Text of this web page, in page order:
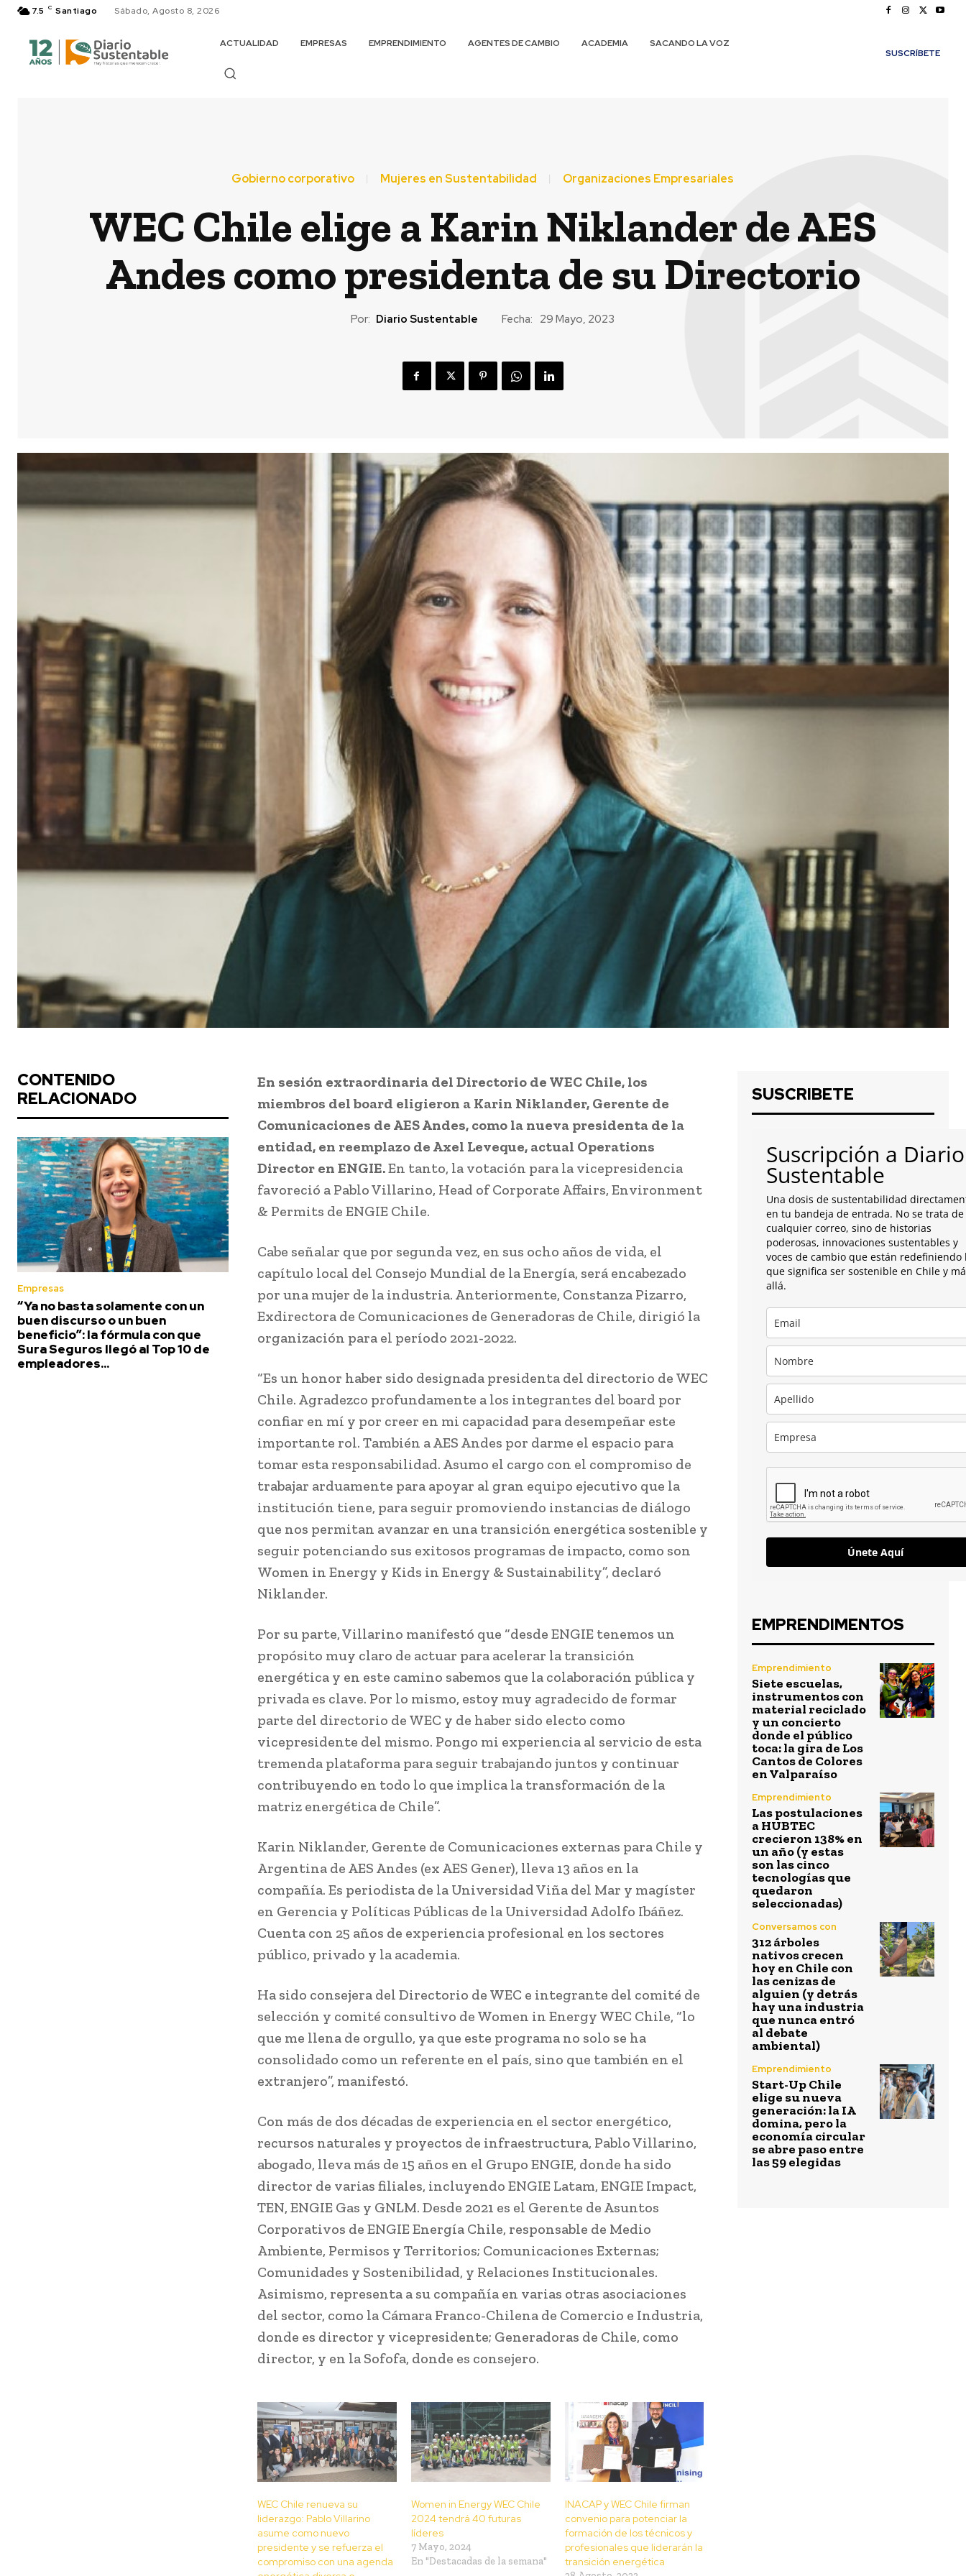
7.5 C Santiago Sábado, Agosto 8, 2026
ACTUALIDAD EMPRESAS EMPRENDIMIENTO AGENTES DE CAMBIO ACADEMIA
SACANDO LA VOZ
SUSCRÍBETE
Gobierno corporativo Mujeres en Sustentabilidad Organizaciones Empresariales
WEC Chile elige a Karin Niklander de AES
Andes como presidenta de su Directorio
Por: Diario Sustentable Fecha: 29 Mayo, 2023
CONTENIDO
RELACIONADO
Empresas
“Ya no basta solamente con un
buen discurso o un buen
beneficio”: la fórmula con que
Sura Seguros llegó al Top 10 de
empleadores...
En sesión extraordinaria del Directorio de WEC Chile, los
miembros del board eligieron a Karin Niklander, Gerente de
Comunicaciones de AES Andes, como la nueva presidenta de la
entidad, en reemplazo de Axel Leveque, actual Operations
Director en ENGIE.En tanto, la votación para la vicepresidencia
favoreció a Pablo Villarino, Head of Corporate Affairs, Environment
& Permits de ENGIE Chile.
Cabe señalar que por segunda vez, en sus ocho años de vida, el
capítulo local del Consejo Mundial de la Energía, será encabezado
por una mujer de la industria. Anteriormente, Constanza Pizarro,
Exdirectora de Comunicaciones de Generadoras de Chile, dirigió la
organización para el período 2021-2022.
“Es un honor haber sido designada presidenta del directorio de WEC
Chile. Agradezco profundamente a los integrantes del board por
confiar en mí y por creer en mi capacidad para desempeñar este
importante rol. También a AES Andes por darme el espacio para
tomar esta responsabilidad. Asumo el cargo con el compromiso de
trabajar arduamente para apoyar al gran equipo ejecutivo que la
institución tiene, para seguir promoviendo instancias de diálogo
que nos permitan avanzar en una transición energética sostenible y
seguir potenciando sus exitosos programas de impacto, como son
Women in Energy y Kids in Energy & Sustainability”, declaró
Niklander.
Por su parte, Villarino manifestó que “desde ENGIE tenemos un
propósito muy claro de actuar para acelerar la transición
energética y en este camino sabemos que la colaboración pública y
privada es clave. Por lo mismo, estoy muy agradecido de formar
parte del directorio de WEC y de haber sido electo como
vicepresidente del mismo. Pongo mi experiencia al servicio de esta
tremenda plataforma para seguir trabajando juntos y continuar
contribuyendo en todo lo que implica la transformación de la
matriz energética de Chile”.
Karin Niklander, Gerente de Comunicaciones externas para Chile y
Argentina de AES Andes (ex AES Gener), lleva 13 años en la
compañía. Es periodista de la Universidad Viña del Mar y magíster
en Gerencia y Políticas Públicas de la Universidad Adolfo Ibáñez.
Cuenta con 25 años de experiencia profesional en los sectores
público, privado y la academia.
Ha sido consejera del Directorio de WEC e integrante del comité de
selección y comité consultivo de Women in Energy WEC Chile, “lo
que me llena de orgullo, ya que este programa no solo se ha
consolidado como un referente en el país, sino que también en el
extranjero”, manifestó.
Con más de dos décadas de experiencia en el sector energético,
recursos naturales y proyectos de infraestructura, Pablo Villarino,
abogado, lleva más de 15 años en el Grupo ENGIE, donde ha sido
director de varias filiales, incluyendo ENGIE Latam, ENGIE Impact,
TEN, ENGIE Gas y GNLM. Desde 2021 es el Gerente de Asuntos
Corporativos de ENGIE Energía Chile, responsable de Medio
Ambiente, Permisos y Territorios; Comunicaciones Externas;
Comunidades y Sostenibilidad, y Relaciones Institucionales.
Asimismo, representa a su compañía en varias otras asociaciones
del sector, como la Cámara Franco-Chilena de Comercio e Industria,
donde es director y vicepresidente; Generadoras de Chile, como
director, y en la Sofofa, donde es consejero.
WEC Chile renueva su
liderazgo: Pablo Villarino
asume como nuevo
presidente y se refuerza el
compromiso con una agenda
Women in Energy WEC Chile
2024 tendrá 40 futuras
líderes
7 Mayo, 2024
En "Destacadas de la semana"
INACAP y WEC Chile firman
convenio para potenciar la
formación de los técnicos y
profesionales que liderarán la
transición energética
SUSCRIBETE
Suscripción a Diario
Sustentable
Una dosis de sustentabilidad
en tu bandeja de entrada. No se trata de
cualquier correo, sino de historias
poderosas, innovaciones sustentables y
voces de cambio que están redefiniendo
que significa ser sostenible en Chile y
allá.
Únete Aquí
EMPRENDIMENTOS
Emprendimiento
Siete escuelas,
instrumentos con
material reciclado
y un concierto
donde el público
toca: la gira de Los
Cantos de Colores
en Valparaíso
Emprendimiento
Las postulaciones
a HUBTEC
crecieron 138% en
un año (y estas
son las cinco
tecnologías que
quedaron
seleccionadas)
Conversamos con
312 árboles
nativos crecen
hoy en Chile con
las cenizas de
alguien (y detrás
hay una industria
que nunca entró
al debate
ambiental)
Emprendimiento
Start-Up Chile
elige su nueva
generación: la IA
domina, pero la
economía circular
se abre paso entre
las 59 elegidas